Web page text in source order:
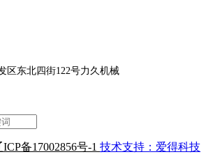
区东北四街122号力久机械
ICP备17002856号-1 技术支持：爱得科技